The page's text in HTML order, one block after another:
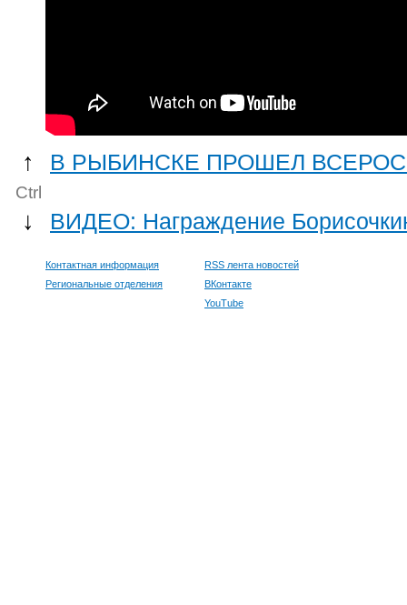
↑ В РЫБИНСКЕ ПРОШЕЛ
Ctrl
↓ ВИДЕО: Награждение
Контактная информация
Региональные отделения
RSS лента новостей
ВКонтакте
YouTube